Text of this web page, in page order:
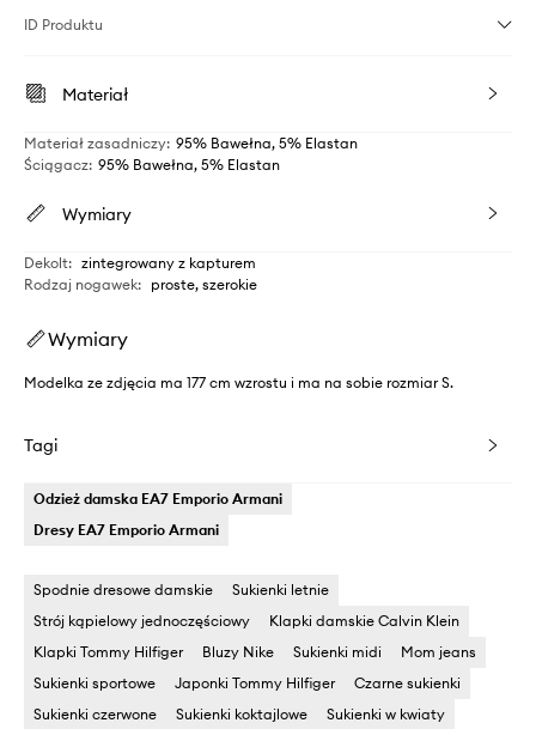
ID Produktu
Materiał
Materiał zasadniczy: 95% Bawełna, 5% Elastan
Ściągacz: 95% Bawełna, 5% Elastan
Wymiary
Dekolt: zintegrowany z kapturem
Rodzaj nogawek: proste, szerokie
Wymiary
Modelka ze zdjęcia ma 177 cm wzrostu i ma na sobie rozmiar S.
Tagi
Odzież damska EA7 Emporio Armani
Dresy EA7 Emporio Armani
Spodnie dresowe damskie
Sukienki letnie
Strój kąpielowy jednoczęściowy
Klapki damskie Calvin Klein
Klapki Tommy Hilfiger
Bluzy Nike Sukienki midi
Mom jeans
Sukienki sportowe
Japonki Tommy Hilfiger
Czarne sukienki
Sukienki czerwone
Sukienki koktajlowe
Sukienki w kwiaty